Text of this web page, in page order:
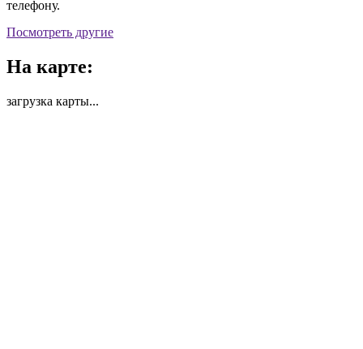
телефону.
Посмотреть другие
На карте:
загрузка карты...